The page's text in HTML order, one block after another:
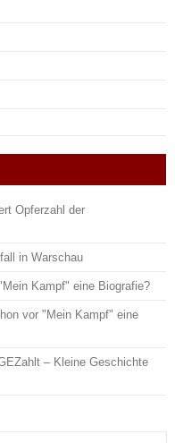
Opferzahl der
in Warschau
Kampf" eine Biografie?
vor "Mein Kampf" eine
– Kleine Geschichte